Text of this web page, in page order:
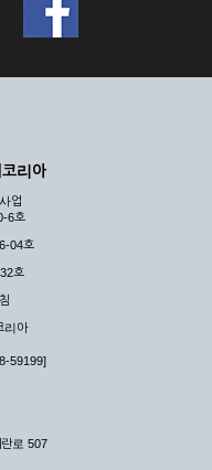
리아
업
6호
04호
호
리아
59199]
로 507